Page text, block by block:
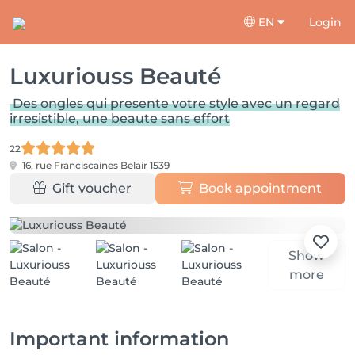
EN Login
Luxuriouss Beauté
Des ongles qui presente votre style avec un regard
irresistible, une beaute sans effort
22
16, rue Franciscaines Belair 1539
Gift voucher Book appointment
Show
more
Important information